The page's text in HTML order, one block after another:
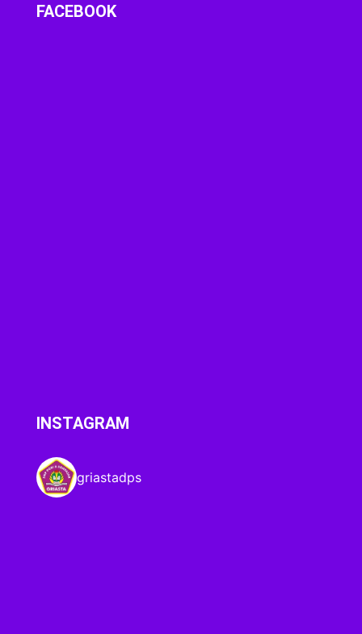
FACEBOOK
INSTAGRAM
griastadps